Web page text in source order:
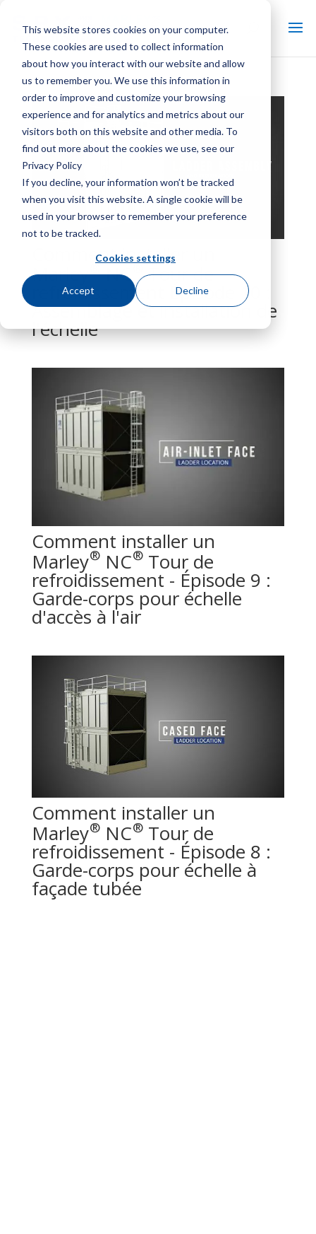
This website stores cookies on your computer.
These cookies are used to collect information
about how you interact with our website and allow
us to remember you. We use this information in
order to improve and customize your browsing
experience and for analytics and metrics about our
visitors both on this website and other media. To
find out more about the cookies we use, see our
Privacy Policy
If you decline, your information won’t be tracked
when you visit this website. A single cookie will be
used in your browser to remember your preference
not to be tracked.
Cookies settings
Accept Decline
Comment installer un
Marley ®NC®Tour de
refroidissement Épisode 10 :
Assemblage et installation de
l'échelle
Comment installer un
Marley®NC®Tour de
refroidissement - Épisode 9 :
Garde-corps pour échelle
d'accès à l'air
Comment installer un
Marley®NC®Tour de
refroidissement - Épisode 8 :
Garde-corps pour échelle à
façade tubée